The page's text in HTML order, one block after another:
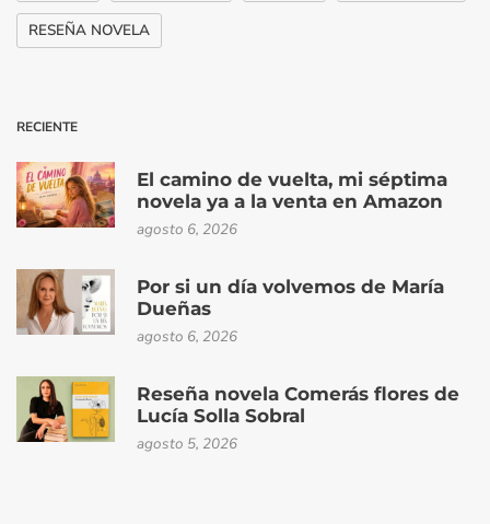
RESEÑA NOVELA
RECIENTE
El camino de vuelta, mi séptima
novela ya a la venta en Amazon
agosto 6, 2026
Por si un día volvemos de María
Dueñas
agosto 6, 2026
Reseña novela Comerás flores de
Lucía Solla Sobral
agosto 5, 2026